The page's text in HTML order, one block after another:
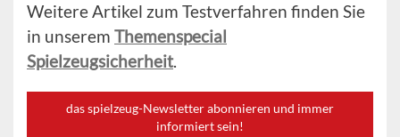
Weitere Artikel zum Testverfahren finden Sie
in unserem Themenspecial
Spielzeugsicherheit.
das spielzeug-Newsletter abonnieren und immer
informiert sein!